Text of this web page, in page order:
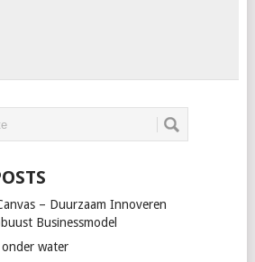
– Duurzaam Innoveren
Businessmodel
water